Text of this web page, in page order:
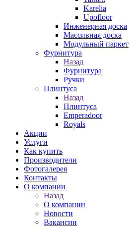
Karelia
Upofloor
Инженерная доска
Массивная доска
Модульный паркет
Фурнитура
Назад
Фурнитура
Ручки
Плинтуса
Назад
Плинтуса
Emperadoor
Royals
Акции
Услуги
Как купить
Производители
Фотогалерея
Контакты
О компании
Назад
О компании
Новости
Вакансии